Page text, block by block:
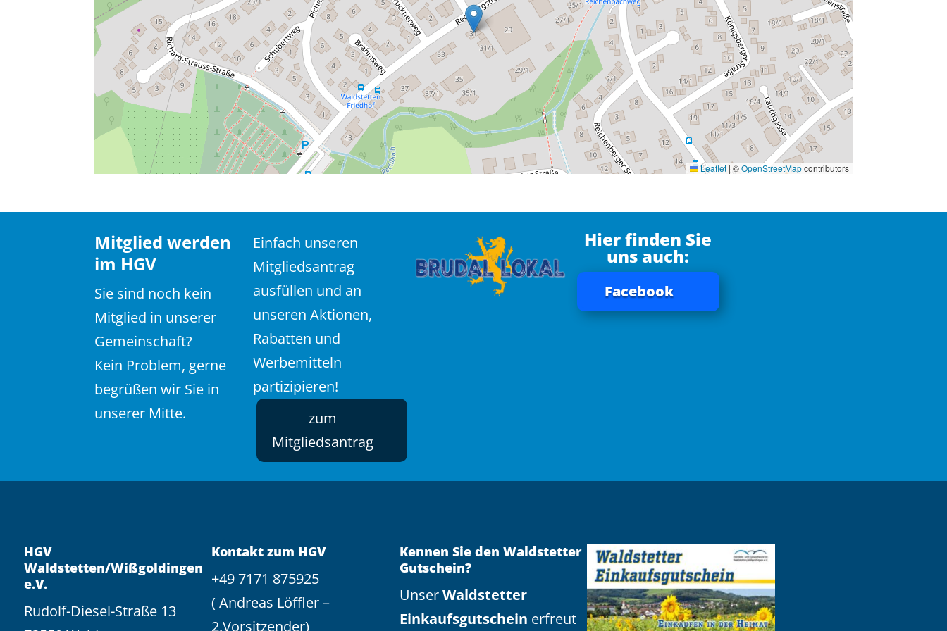
Leaflet | ©OpenStreetMapcontributors
Mitglied werden
im HGV
Sie sind noch kein
Mitglied in unserer
Gemeinschaft?
Kein Problem, gerne
begrüßen wir Sie in
unserer Mitte.
Einfach unseren
Mitgliedsantrag
ausfüllen und an
unseren Aktionen,
Rabatten und
Werbemitteln
partizipieren!
zum
Mitgliedsantrag
Hier finden Sie
uns auch:
Facebook
HGV
Waldstetten/Wißgoldingen
e.V.
Rudolf-Diesel-Straße 13
Kontakt zum HGV
+49 7171 875925
( Andreas Löffler –
2.Vorsitzender)
Kennen Sie den Waldstetter
Gutschein?
UnserWaldstetter
Einkaufsgutschein erfreut